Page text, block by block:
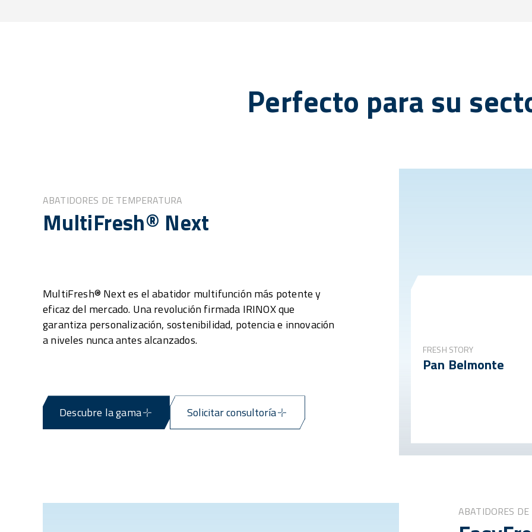
Perfecto para su
ABATIDORES DE TEMPERATURA
MultiFresh® Next
MultiFresh® Next es el abatidor multifunción más potente y
eficaz del mercado. Una revolución firmada IRINOX que
garantiza personalización, sostenibilidad, potencia e innovación
a niveles nunca antes alcanzados.
Descubre la gama Solicitar consultoría
FRESH STORY
Pan Belmonte
ABATIDORES